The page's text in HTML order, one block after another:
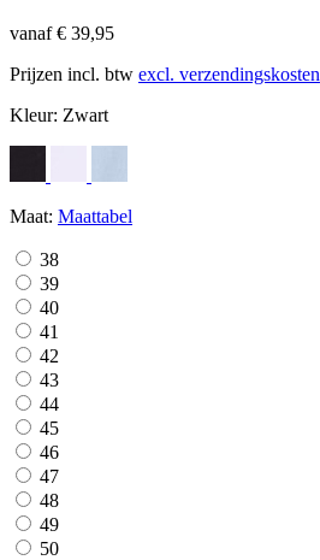
vanaf € 39,95
Prijzen incl. btw excl. verzendingskosten
Kleur: Zwart
Maat: Maattabel
38
39
40
41
42
43
44
45
46
47
48
49
50